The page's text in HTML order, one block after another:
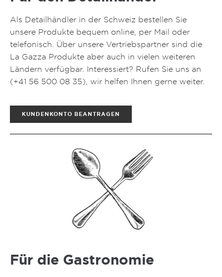
Als Detailhändler in der Schweiz bestellen Sie
unsere Produkte bequem online, per Mail oder
telefonisch. Über unsere Vertriebspartner sind die
La Gazza Produkte aber auch in vielen weiteren
Ländern verfügbar. Interessiert? Rufen Sie uns an
(+41 56 500 08 35), wir helfen Ihnen gerne weiter.
KUNDENKONTO BEANTRAGEN
Für die Gastronomie